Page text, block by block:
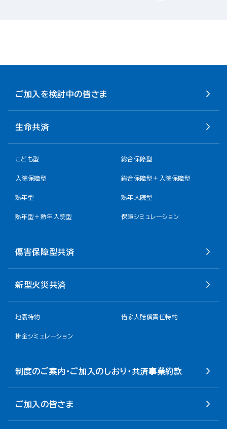
ご加入を検討中の皆さま
生命共済
こども型 総合保障型
入院保障型 総合保障型＋入院保障型
熟年型 熟年入院型
熟年型＋熟年入院型 保障シミュレーション
傷害保障型共済
新型火災共済
地震特約 借家人賠償責任特約
掛金シミュレーション
制度のご案内・ご加入のしおり・共済事業約款
ご加入の皆さま